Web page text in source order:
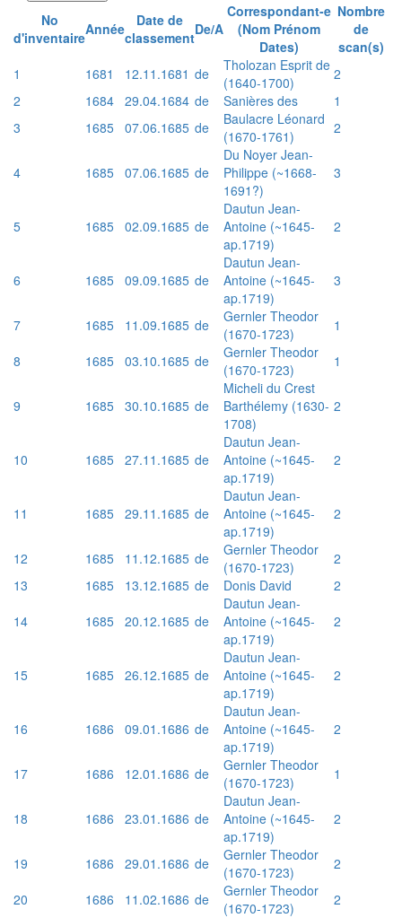
No
d'inventaireAnnée
Date de
classementDe/A
Correspondant-e
(Nom Prénom
Dates)
Nombre
de
scan(s)
1
1681 12.11.1681 de
Tholozan Esprit de
(1640-1700)
2
2
1684 29.04.1684 de Sanières des
1
3
1685 07.06.1685 de
Baulacre Léonard
(1670-1761)
2
4 1685 07.06.1685 de
Du Noyer Jean-
Philippe (~1668-
1691?)
3
5 1685 02.09.1685 de
Dautun Jean-
Antoine (~1645-
ap.1719)
2
6 1685 09.09.1685 de
Dautun Jean-
Antoine (~1645-
ap.1719)
3
7 1685 11.09.1685 de
Gernler Theodor
(1670-1723)
1
8
1685 03.10.1685 de
Gernler Theodor
(1670-1723)
1
9 1685 30.10.1685 de
Micheli du Crest
Barthélemy (1630-
1708)
2
10 1685 27.11.1685 de
Dautun Jean-
Antoine (~1645-
ap.1719)
2
11 1685 29.11.1685 de
Dautun Jean-
Antoine (~1645-
ap.1719)
2
12 1685 11.12.1685 de
Gernler Theodor
(1670-1723)
2
13
1685 13.12.1685 de Donis David
2
14
1685 20.12.1685 de
Dautun Jean-
Antoine (~1645-
ap.1719)
2
15 1685 26.12.1685 de
Dautun Jean-
Antoine (~1645-
ap.1719)
2
16 1686 09.01.1686 de
Dautun Jean-
Antoine (~1645-
ap.1719)
2
17 1686 12.01.1686 de
Gernler Theodor
(1670-1723)
1
18 1686 23.01.1686 de
Dautun Jean-
Antoine (~1645-
ap.1719)
2
19 1686 29.01.1686 de
Gernler Theodor
(1670-1723)
2
20
1686 11.02.1686 de
Gernler Theodor
(1670-1723)
2